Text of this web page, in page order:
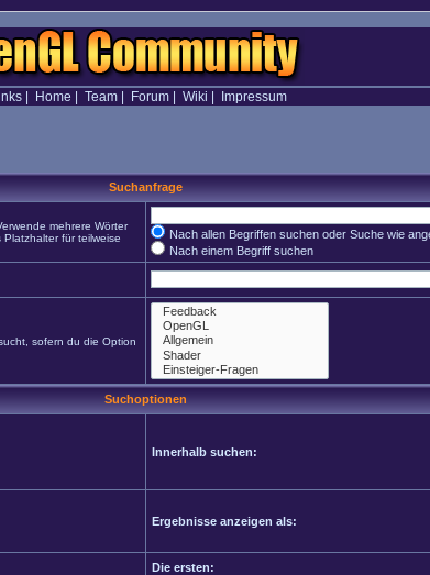
| Home Team| Forum| Wiki Impressum
Suchanfrage
mehrere Wörter
für teilweise
Nach allen Begriffen suchen oder Suche wie
Nach einem Begriff suchen
sofern du die Option
Suchoptionen
Innerhalb suchen:
Ergebnisse anzeigen als:
Die ersten: